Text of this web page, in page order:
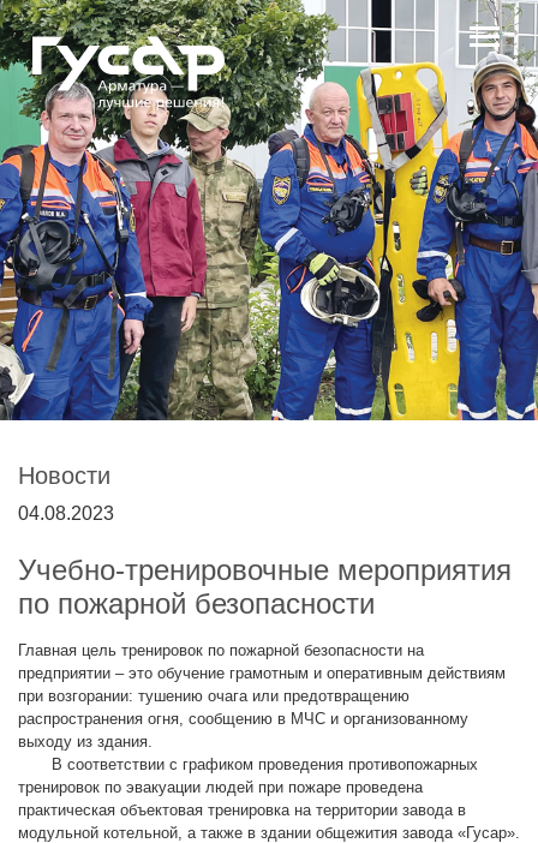
Новости
04.08.2023
Учебно-тренировочные мероприятия
по пожарной безопасности
Главная цель тренировок по пожарной безопасности на
предприятии – это обучение грамотным и оперативным действиям
при возгорании: тушению очага или предотвращению
распространения огня, сообщению в МЧС и организованному
выходу из здания.
В соответствии с графиком проведения противопожарных
тренировок по эвакуации людей при пожаре проведена
практическая объектовая тренировка на территории завода в
модульной котельной, а также в здании общежития завода «Гусар».